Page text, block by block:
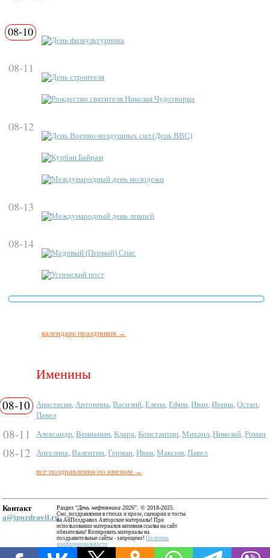
08-10
День физкультурника
08-11
День строителя
Рождество святителя Николая Чудотворца
08-12
День Военно-воздушных сил (День ВВС)
Курбан Байрам
Международный день молодежи
08-13
Международный день левшей
08-14
Медовый (Первый) Спас
Успенский пост
календарь праздников →
Именины
08-10 Анастасия Антонина ,Василий ,Елена ,Ефим ,Иван ,Ирина ,Остап
Павел
08-11 Александр ,Вениамин ,Клара ,Константин ,Михаил ,Николай ,Роман
08-12 Ангелина ,Валентин ,Герман ,Иван ,Максим ,Павел
все поздравления по именам →
Контакт
a@ipozdravil.ru
Раздел "День нефтяника 2026". © 2018-2025.
Смс, поздравления в стихах и прозе, сценарии и тосты
на АйПоздравил. Авторские материалы! При
использовании материалов активная ссылка на сайт
обязательна! Копировать материалы на
поздравительные сайты - запрещено!Политика
конфиденциальности